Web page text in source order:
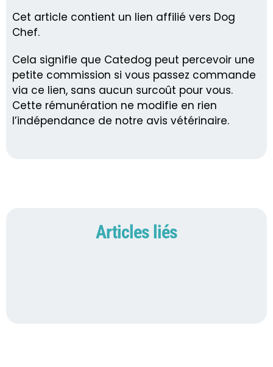
Cet article contient un lien affilié vers Dog
Chef.
Cela signifie que Catedog peut percevoir une
petite commission si vous passez commande
via ce lien, sans aucun surcoût pour vous.
Cette rémunération ne modifie en rien
l’indépendance de notre avis vétérinaire.
Articles liés